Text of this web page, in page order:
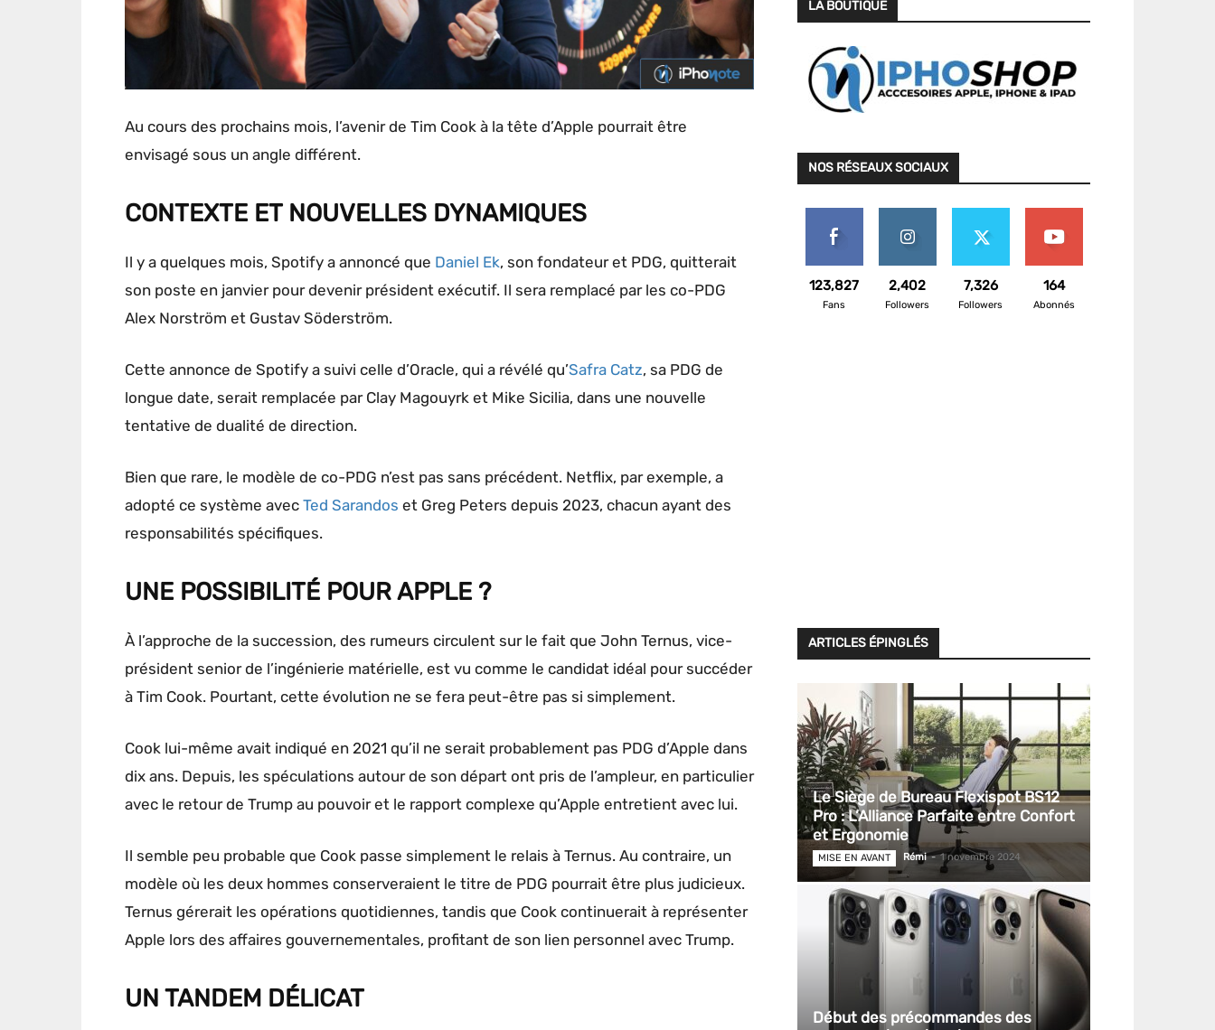
Au cours des prochains mois, l’avenir de Tim Cook à la tête d’Apple pourrait être
envisagé sous un angle différent.
CONTEXTE ET NOUVELLES DYNAMIQUES
Il y a quelques mois, Spotify a annoncé que Daniel Ek, son fondateur et PDG, quitterait
son poste en janvier pour devenir président exécutif. Il sera remplacé par les co-PDG
Alex Norström et Gustav Söderström.
Cette annonce de Spotify a suivi celle d’Oracle, qui a révélé qu’Safra Catz, sa PDG de
longue date, serait remplacée par Clay Magouyrk et Mike Sicilia, dans une nouvelle
tentative de dualité de direction.
Bien que rare, le modèle de co-PDG n’est pas sans précédent. Netflix, par exemple, a
adopté ce système avec Ted Sarandos et Greg Peters depuis 2023, chacun ayant des
responsabilités spécifiques.
UNE POSSIBILITÉ POUR APPLE ?
À l’approche de la succession, des rumeurs circulent sur le fait que John Ternus, vice-
président senior de l’ingénierie matérielle, est vu comme le candidat idéal pour succéder
à Tim Cook. Pourtant, cette évolution ne se fera peut-être pas si simplement.
Cook lui-même avait indiqué en 2021 qu’il ne serait probablement pas PDG d’Apple dans
dix ans. Depuis, les spéculations autour de son départ ont pris de l’ampleur, en particulier
avec le retour de Trump au pouvoir et le rapport complexe qu’Apple entretient avec lui.
Il semble peu probable que Cook passe simplement le relais à Ternus. Au contraire, un
modèle où les deux hommes conserveraient le titre de PDG pourrait être plus judicieux.
Ternus gérerait les opérations quotidiennes, tandis que Cook continuerait à représenter
Apple lors des affaires gouvernementales, profitant de son lien personnel avec Trump.
UN TANDEM DÉLICAT
LA BOUTIQUE
NOS RÉSEAUX SOCIAUX
123,827
Fans
2,402
Followers
7,326
Followers
164
Abonnés
ARTICLES ÉPINGLÉS
Le Siège de Bureau Flexispot BS12
Pro : L’Alliance Parfaite entre Confort
et Ergonomie
MISE EN AVANT Rémi - 1 novembre 2024
Début des précommandes des